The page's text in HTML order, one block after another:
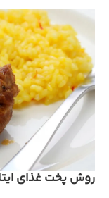
روش پخت غذای